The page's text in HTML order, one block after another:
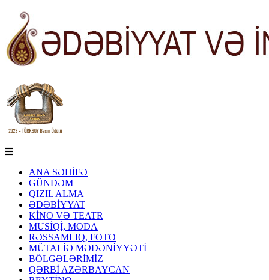
ANA SƏHİFƏ
GÜNDƏM
QIZIL ALMA
ƏDƏBİYYAT
KİNO VƏ TEATR
MUSİQİ, MODA
RƏSSAMLIQ, FOTO
MÜTALİƏ MƏDƏNİYYƏTİ
BÖLGƏLƏRİMİZ
QƏRBİ AZƏRBAYCAN